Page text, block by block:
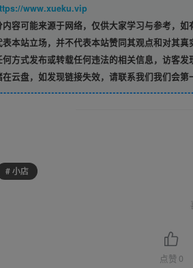
www.xueku.vip
容可能来源于网络，仅供大家学习与参考，如
本站立场，并不代表本站赞同其观点和对其真
方式发布或转载任何违法的相关信息，访客发
云盘，如发现链接失效，请联系我们我们会第
# 小店
点赞 0